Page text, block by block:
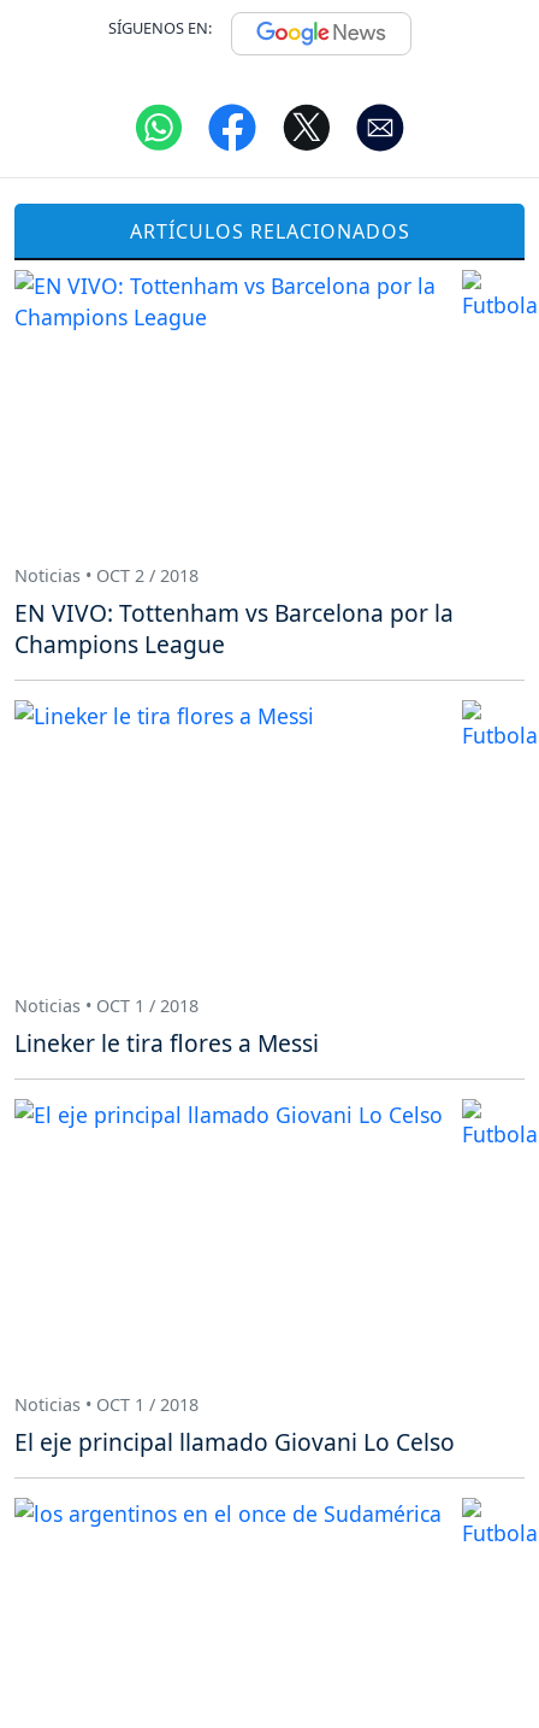
SÍGUENOS EN:
ARTÍCULOS RELACIONADOS
Noticias • OCT 2 / 2018
EN VIVO: Tottenham vs Barcelona por la
Champions League
Noticias • OCT 1 / 2018
Lineker le tira flores a Messi
Noticias • OCT 1 / 2018
El eje principal llamado Giovani Lo Celso